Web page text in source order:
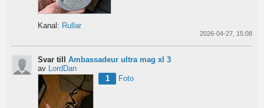
Kanal: Rullar
2026-04-27, 15:08
Svar till Ambassadeur ultra mag xl 3
av
LordDan
1
Foto